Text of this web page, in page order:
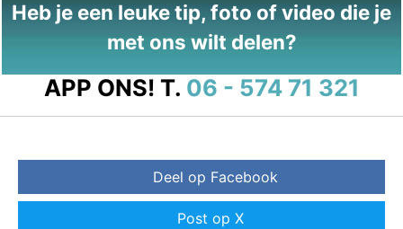
Heb je een leuke tip, foto of video die je
met ons wilt delen?
APP ONS! T. 06 - 574 71 321
Deel op Facebook
Post op X